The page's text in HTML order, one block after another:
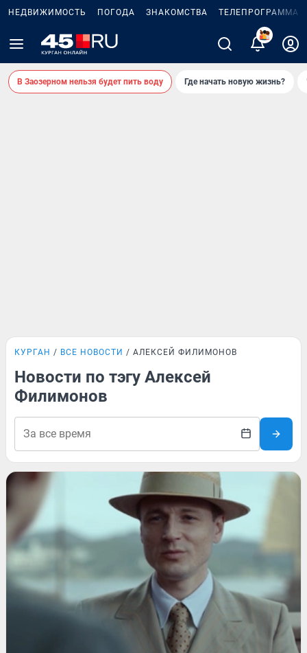
НЕДВИЖИМОСТЬ ПОГОДА ЗНАКОМСТВА ТЕЛЕПРОГРАММА
В Заозерном нельзя будет пить воду Где начать новую жизнь?
КУРГАН ВСЕ НОВОСТИ АЛЕКСЕЙ ФИЛИМОНОВ
Новости по тэгу Алексей
Филимонов